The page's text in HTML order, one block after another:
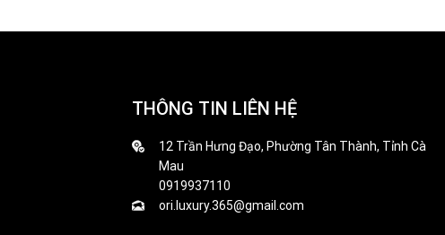
THÔNG TIN LIÊN HỆ
12 Trần Hưng Đạo, Phường Tân Thành, Tỉnh Cà
Mau
0919937110
ori.luxury.365@gmail.com